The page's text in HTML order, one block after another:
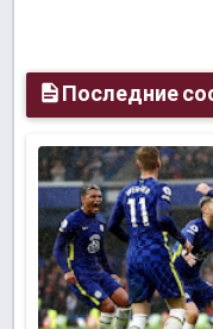
Последние